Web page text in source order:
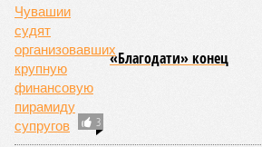
3
«Благодати» конец